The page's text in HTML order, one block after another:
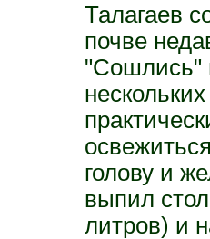
Талагаев
почве
"Сошлись"
голову и
выпил
литров) и